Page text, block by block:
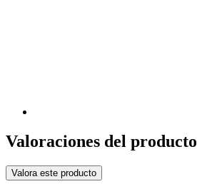
Valoraciones del producto
Valora este producto